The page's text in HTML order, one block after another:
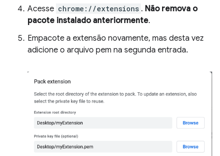
Acesse chrome://extensions . Não remova o
pacote instalado anteriormente.
Empacote a extensão novamente, mas desta vez
adicione o arquivo pem na segunda entrada.